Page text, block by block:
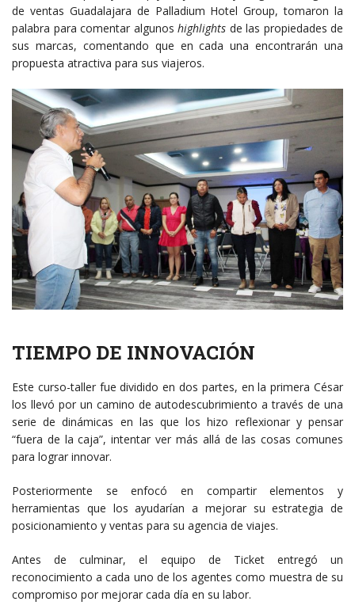
de ventas Guadalajara de Palladium Hotel Group, tomaron la
palabra para comentar algunos highlights de las propiedades de
sus marcas, comentando que en cada una encontrarán una
propuesta atractiva para sus viajeros.
TIEMPO DE INNOVACIÓN
Este curso-taller fue dividido en dos partes, en la primera César
los llevó por un camino de autodescubrimiento a través de una
serie de dinámicas en las que los hizo reflexionar y pensar
“fuera de la caja”, intentar ver más allá de las cosas comunes
para lograr innovar.
Posteriormente se enfocó en compartir elementos y
herramientas que los ayudarían a mejorar su estrategia de
posicionamiento y ventas para su agencia de viajes.
Antes de culminar, el equipo de Ticket entregó un
reconocimiento a cada uno de los agentes como muestra de su
compromiso por mejorar cada día en su labor.